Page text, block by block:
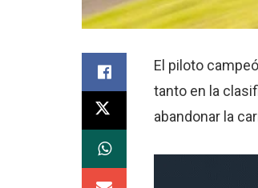
El piloto
tanto en la
abandonar la